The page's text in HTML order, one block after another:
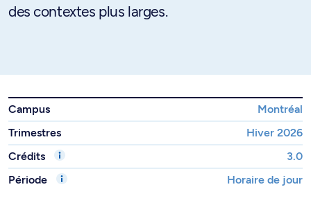
des contextes plus larges.
Campus
Montréal
Trimestres
Hiver 2026
Crédits
3.0
Période
Horaire de jour